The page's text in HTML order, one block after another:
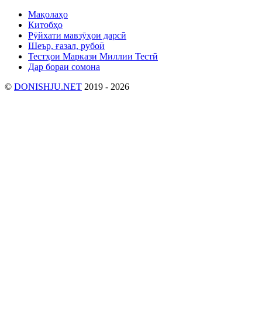
Мақолаҳо
Китобҳо
Рӯйхати мавзӯҳои дарсӣ
Шеър, ғазал, рубоӣ
Тестҳои Маркази Миллии Тестӣ
Дар бораи сомона
© DONISHJU.NET 2019 - 2026